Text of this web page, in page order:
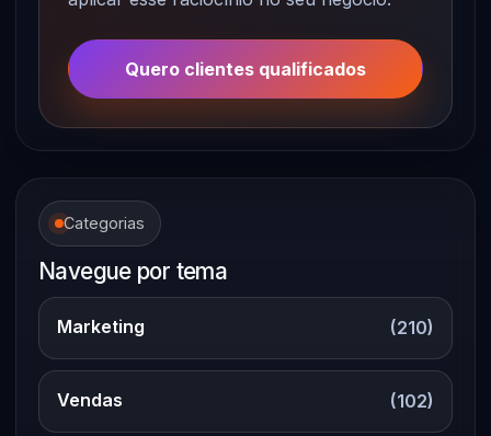
Quero clientes qualificados
Categorias
Navegue por tema
Marketing (210)
Vendas (102)